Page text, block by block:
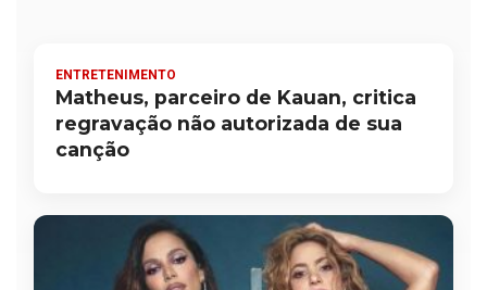
ENTRETENIMENTO
Matheus, parceiro de Kauan, critica
regravação não autorizada de sua
canção